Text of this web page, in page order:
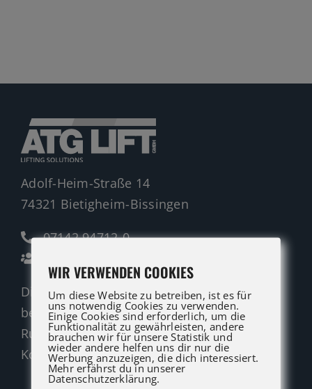
Adolf-Heim-Straße 14
74321 Bietigheim-Bissingen
07142 94712-0
Die ATG LIFT Profis für Verkauf und Service
beraten Sie gerne.
Rufen Sie an oder nutzen Sie unser
Kontaktformular für eine Anfrage.
WIR VERWENDEN COOKIES
Um diese Website zu betreiben, ist es für
uns notwendig Cookies zu verwenden.
Einige Cookies sind erforderlich, um die
Funktionalität zu gewährleisten, andere
brauchen wir für unsere Statistik und
wieder andere helfen uns dir nur die
Werbung anzuzeigen, die dich interessiert.
Mehr erfährst du in unserer
Datenschutzerklärung.